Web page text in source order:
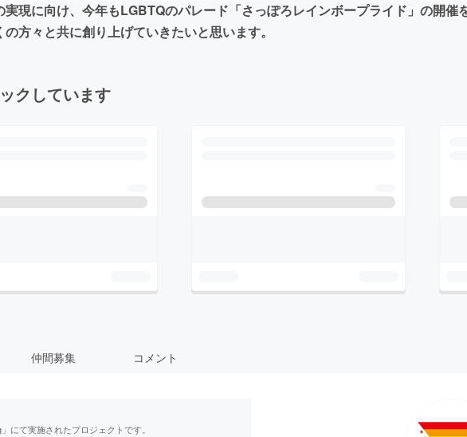
現に向け、今年もLGBTQのパレード「さっぽろレインボープライド」の開催
方々と共に創り上げていきたいと思います。
クしています
仲間募集 コメント
にて実施されたプロジェクトです。